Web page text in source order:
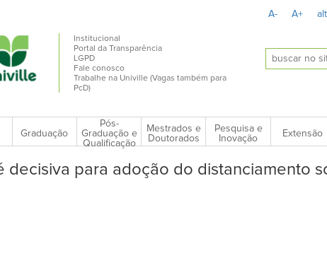
A- A+
Institucional
Portal da Transparência
LGPD
Fale conosco
Trabalhe na Univille (Vagas também para
PcD)
Graduação
Pós-
Graduação e
Qualificação
Mestrados e
Doutorados
Pesquisa e
Inovação
Extensão
decisiva para adoção do distanciamento